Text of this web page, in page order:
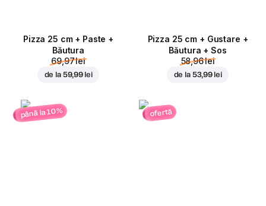
Pizza 25 cm + Paste +
Băutura
69,97 lei
de la 59,99 lei
Pizza 25 cm + Gustare +
Băutura + Sos
58,96 lei
de la 53,99 lei
până la 10% ofertă